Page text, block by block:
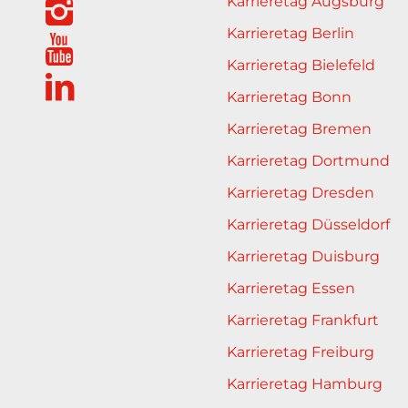
Karrieretag Berlin
Karrieretag Bielefeld
Karrieretag Bonn
Karrieretag Bremen
Karrieretag Dortmund
Karrieretag Dresden
Karrieretag Düsseldorf
Karrieretag Duisburg
Karrieretag Essen
Karrieretag Frankfurt
Karrieretag Freiburg
Karrieretag Hamburg